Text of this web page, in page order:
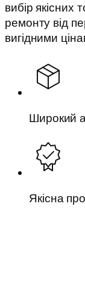
вибір якісних
ремонту від
вигідними
Широкий
Якісна